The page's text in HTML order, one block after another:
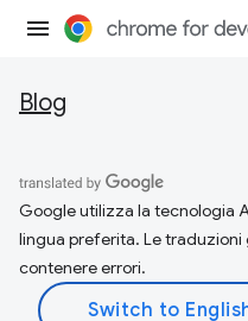
Blog
Google utilizza la tecnologia
lingua preferita. Le
contenere errori.